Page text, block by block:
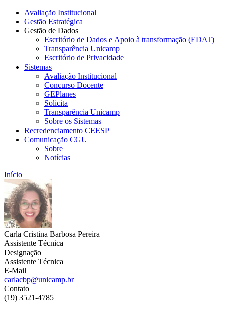
Avaliação Institucional
Gestão Estratégica
Gestão de Dados
Escritório de Dados e Apoio à transformação (EDAT)
Transparência Unicamp
Escritório de Privacidade
Sistemas
Avaliação Institucional
Concurso Docente
GEPlanes
Solicita
Transparência Unicamp
Sobre os Sistemas
Recredenciamento CEESP
Comunicação CGU
Sobre
Notícias
Início
Carla Cristina Barbosa Pereira
Assistente Técnica
Designação
Assistente Técnica
E-Mail
carlacbp@unicamp.br
Contato
(19) 3521-4785